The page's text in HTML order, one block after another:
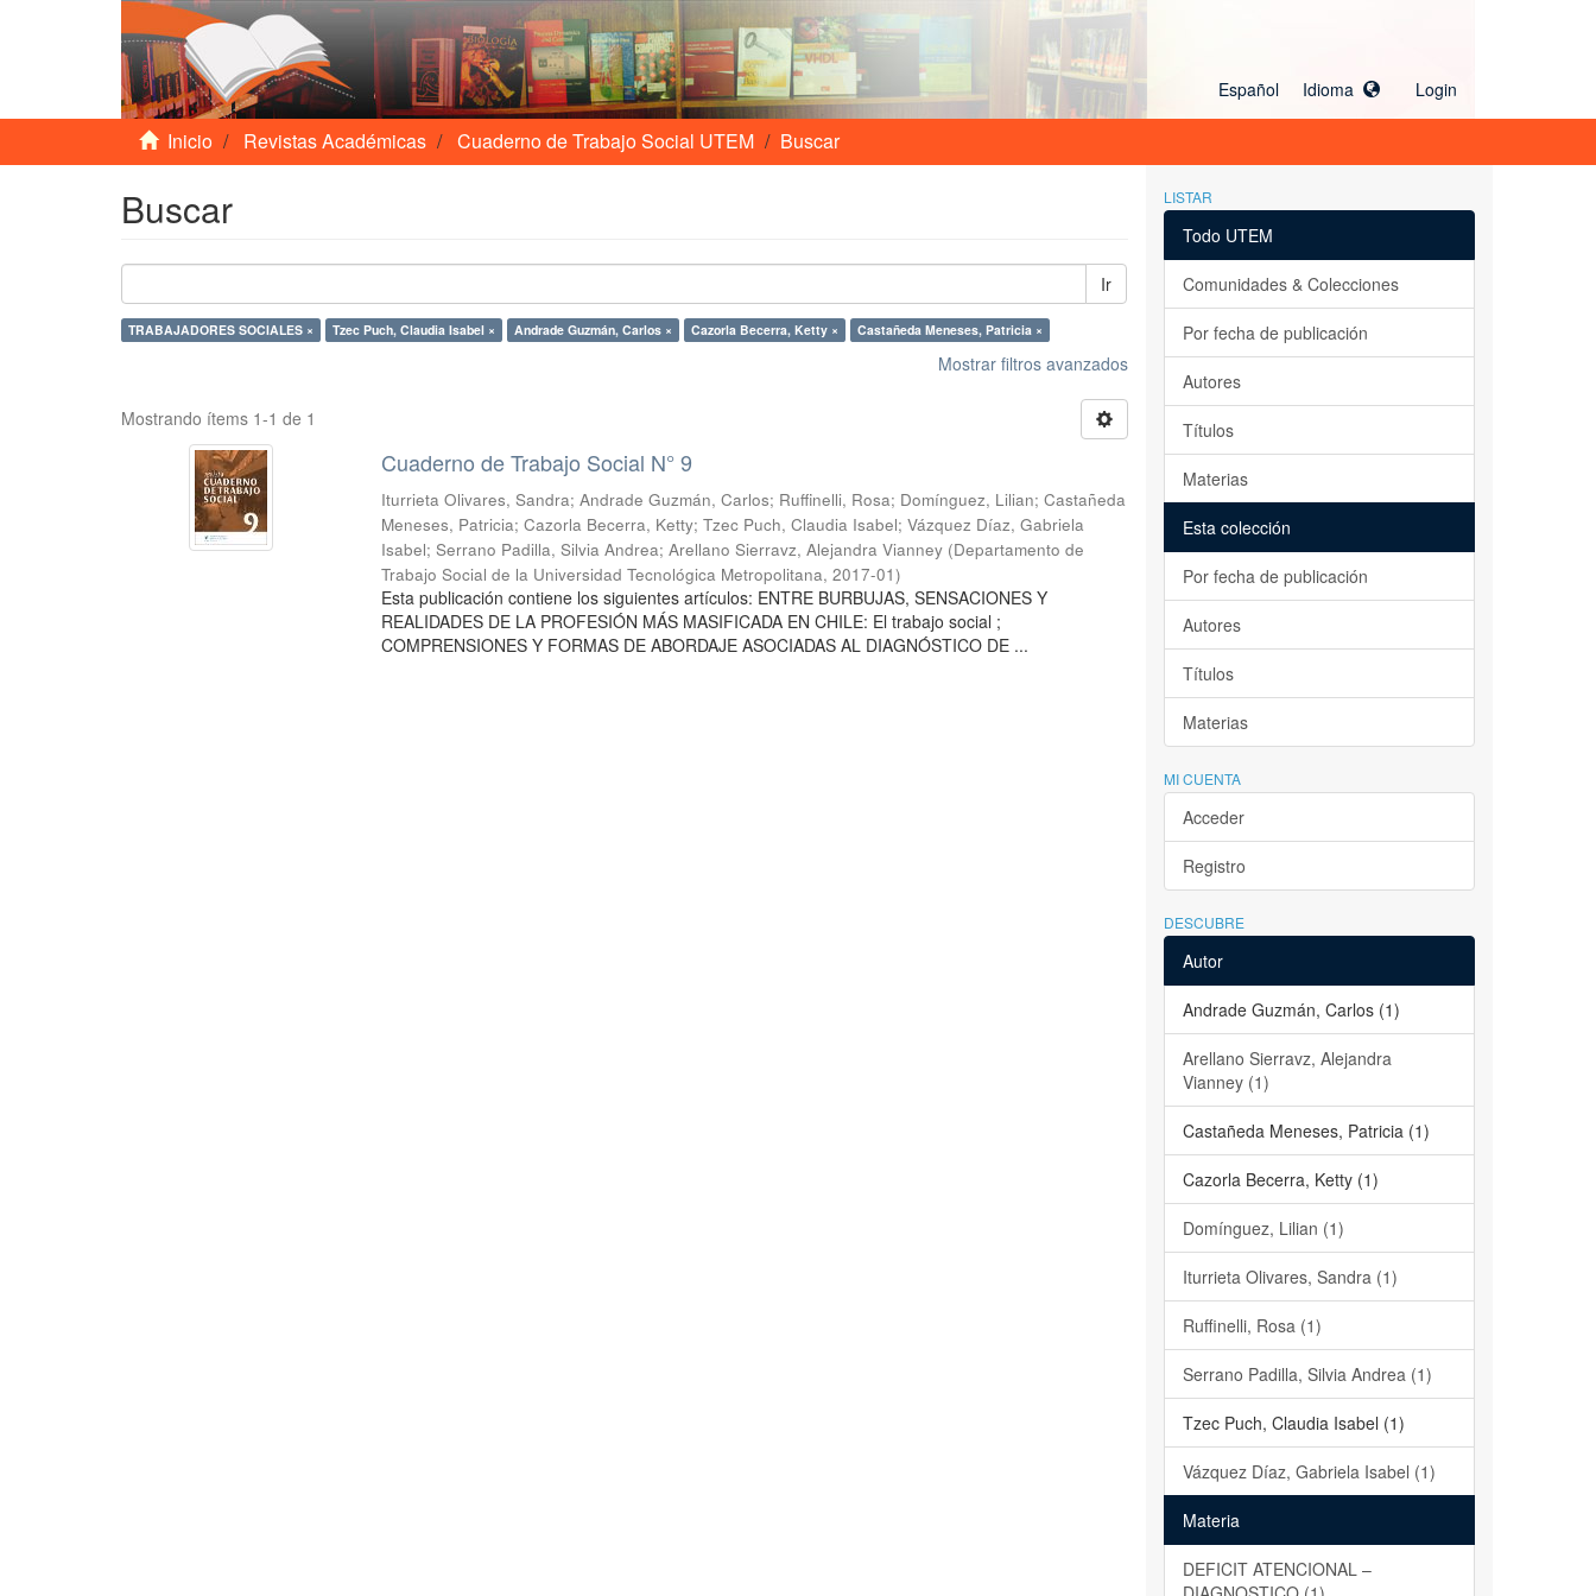
Español Idioma Login
Inicio Revistas Académicas Cuaderno de Trabajo Social UTEM Buscar
Buscar
Ir
TRABAJADORES SOCIALES × Tzec Puch, Claudia Isabel × Andrade Guzmán, Carlos × Cazorla Becerra, Ketty × Castañeda Meneses, Patricia ×
Mostrar filtros avanzados
Mostrando ítems 1-1 de 1
Cuaderno de Trabajo Social N° 9
Iturrieta Olivares, Sandra;Andrade Guzmán, Carlos; Ruffinelli, Rosa; Domínguez, Lilian;Castañeda
Meneses, Patricia;Cazorla Becerra, Ketty;Tzec Puch, Claudia Isabel;Vázquez Díaz, Gabriela
Isabel;Serrano Padilla, Silvia Andrea;Arellano Sierravz, Alejandra Vianney (Departamento de
Trabajo Social de la Universidad Tecnológica Metropolitana,2017-01)
Esta publicación contiene los siguientes artículos: ENTRE BURBUJAS, SENSACIONES Y
REALIDADES DE LA PROFESIÓN MÁS MASIFICADA EN CHILE: El trabajo social ;
COMPRENSIONES Y FORMAS DE ABORDAJE ASOCIADAS AL DIAGNÓSTICO DE ...
LISTAR
Todo UTEM
Comunidades & Colecciones
Por fecha de publicación
Autores
Títulos
Materias
Esta colección
Por fecha de publicación
Autores
Títulos
Materias
MI CUENTA
Acceder
Registro
DESCUBRE
Autor
Andrade Guzmán, Carlos (1)
Arellano Sierravz, Alejandra
Vianney (1)
Castañeda Meneses, Patricia (1)
Cazorla Becerra, Ketty (1)
Domínguez, Lilian (1)
Iturrieta Olivares, Sandra (1)
Ruffinelli, Rosa (1)
Serrano Padilla, Silvia Andrea (1)
Tzec Puch, Claudia Isabel (1)
Vázquez Díaz, Gabriela Isabel (1)
Materia
DEFICIT ATENCIONAL –